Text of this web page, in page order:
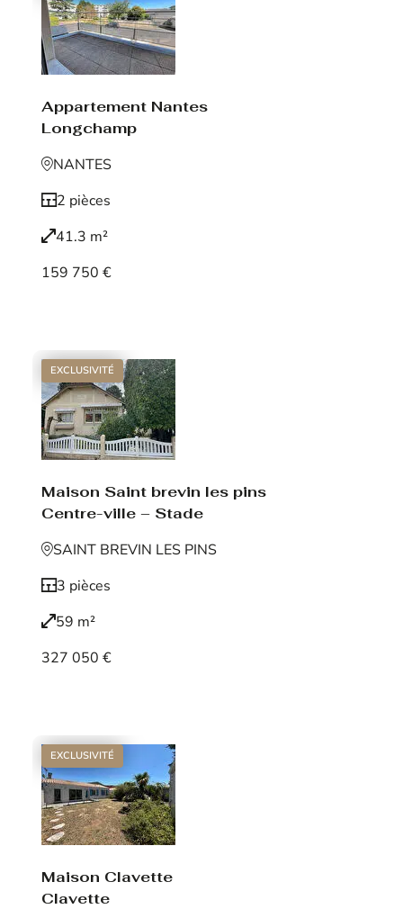
Appartement Nantes
Longchamp
NANTES
2 pièces
41.3 m²
159 750 €
EXCLUSIVITÉ
Maison Saint brevin les pins
Centre-ville – Stade
SAINT BREVIN LES PINS
3 pièces
59 m²
327 050 €
EXCLUSIVITÉ
Maison Clavette
Clavette